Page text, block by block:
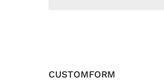
CUSTOMFORM